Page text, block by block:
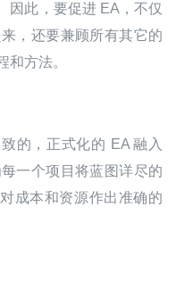
因此，要促进 EA，不仅
，还要兼顾所有其它的
和方法。
的，正式化的 EA 融入
一个项目将蓝图详尽的
成本和资源作出准确的